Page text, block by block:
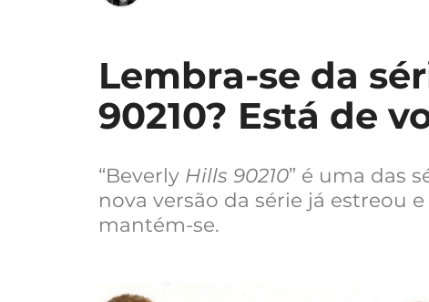
Lembra-se da
90210? Está de
“Beverly Hills 90210” é uma das
nova versão da série já estreou
mantém-se.